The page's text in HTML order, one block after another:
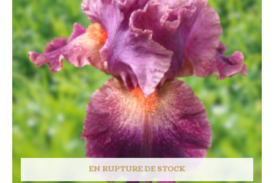
EN RUPTURE DE STOCK